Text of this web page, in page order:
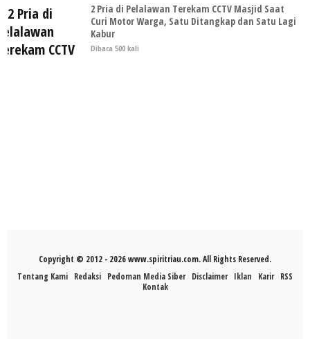
2 Pria di Pelalawan Terekam CCTV Masjid Saat
Curi Motor Warga, Satu Ditangkap dan Satu Lagi
Kabur
Dibaca 500 kali
Copyright © 2012 - 2026 www.spiritriau.com. All Rights Reserved.
Tentang Kami Redaksi Pedoman Media Siber Disclaimer Iklan Karir RSS
Kontak